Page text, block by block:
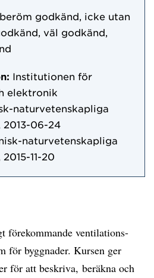
godkänd, icke utan
väl godkänd,
Institutionen för
elektronik
naturvetenskapliga
2013-06-24
naturvetenskapliga
11-20
förekommande ventilations-
för byggnader. Kursen ger
för att beskriva, beräkna och